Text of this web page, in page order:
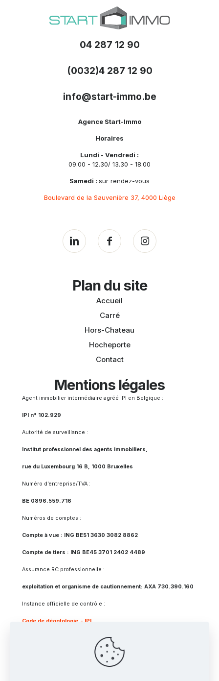
04 287 12 90
(0032)4 287 12 90
info@start-immo.be
Agence Start-Immo
Horaires
Lundi - Vendredi :
09.00 - 12.30/ 13.30 - 18.00
Samedi : sur rendez-vous
Boulevard de la Sauvenière 37, 4000 Liège
Plan du site
Accueil
Carré
Hors-Chateau
Hocheporte
Contact
Mentions légales
Agent immobilier intermédiaire agréé IPI en Belgique :
IPI n° 102.929
Autorité de surveillance :
Institut professionnel des agents immobiliers,
rue du Luxembourg 16 B, 1000 Bruxelles
Numéro d’entreprise/TVA :
BE 0896.559.716
Numéros de comptes :
Compte à vue : ING BE51 3630 3082 8862
Compte de tiers : ING BE45 3701 2402 4489
Assurance RC professionnelle :
exploitation et organisme de cautionnement: AXA 730.390.160
Instance officielle de contrôle :
Code de déontologie - IPI